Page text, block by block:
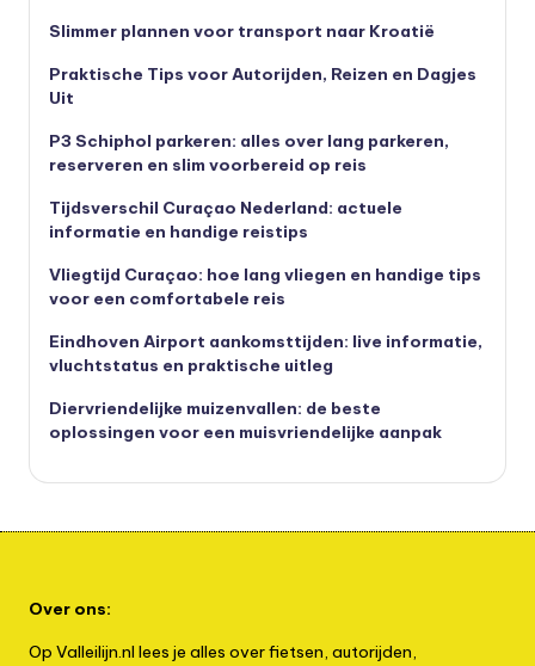
Slimmer plannen voor transport naar Kroatië
Praktische Tips voor Autorijden, Reizen en Dagjes
Uit
P3 Schiphol parkeren: alles over lang parkeren,
reserveren en slim voorbereid op reis
Tijdsverschil Curaçao Nederland: actuele
informatie en handige reistips
Vliegtijd Curaçao: hoe lang vliegen en handige tips
voor een comfortabele reis
Eindhoven Airport aankomsttijden: live informatie,
vluchtstatus en praktische uitleg
Diervriendelijke muizenvallen: de beste
oplossingen voor een muisvriendelijke aanpak
Over ons:
Op Valleilijn.nl lees je alles over fietsen, autorijden,